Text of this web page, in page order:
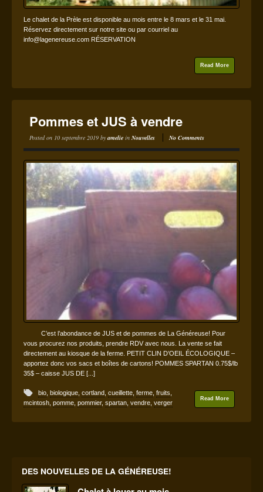
Le chalet de la Prèle est disponible au mois entre le 8 mars et le 31 mai.
Réservez directement sur notre site ou par courriel au
info@lagenereuse.com RÉSERVATION
Read More
Pommes et JUS à vendre
Posted on 10 septembre 2019 byamelie in Nouvelles No Comments
C’est l’abondance de JUS et de pommes de La Généreuse! Pour
vous procurez nos produits, prendre RDV avec nous. La vente se fait
directement au kiosque de la ferme. PETIT CLIN D’OEIL ÉCOLOGIQUE –
apportez donc vos sacs et boîtes de cartons! POMMES SPARTAN 0.75$/lb
35$ – caisse JUS DE [...]
Read More
bio biologique cortland cueillette ferme fruits
mcintosh pomme pommier, spartan vendre verger
DES NOUVELLES DE LA GÉNÉREUSE!